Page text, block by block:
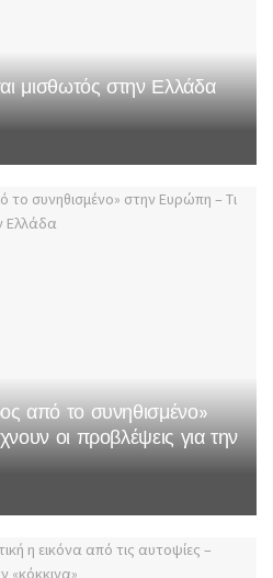
μισθωτός στην Ελλάδα
από το συνηθισμένο»
οι προβλέψεις για την